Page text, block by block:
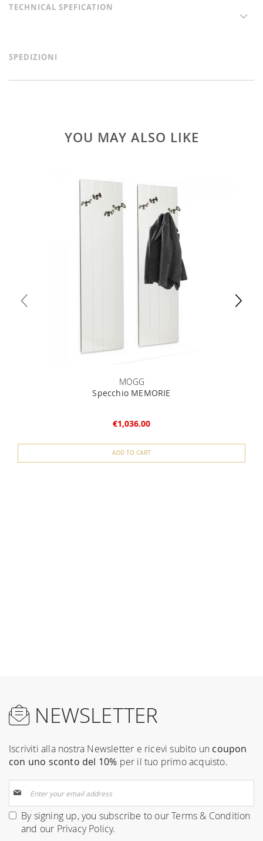
TECHNICAL SPEFICATION
SPEDIZIONI
YOU MAY ALSO LIKE
MOGG
Specchio MEMORIE
€1,036.00
ADD TO CART
NEWSLETTER
Iscriviti alla nostra Newsletter e ricevi subito un coupon
con uno sconto del 10% per il tuo primo acquisto.
Up
for
Our
By signing up, you subscribe to ourTerms & Condition
and our Privacy Policy.